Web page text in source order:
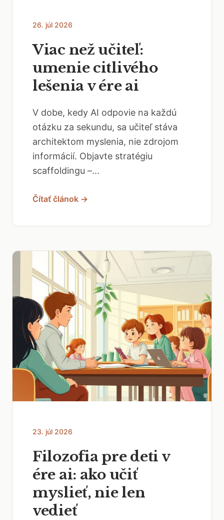
26. júl 2026
Viac než učiteľ:
umenie citlivého
lešenia v ére ai
V dobe, kedy AI odpovie na každú
otázku za sekundu, sa učiteľ stáva
architektom myslenia, nie zdrojom
informácií. Objavte stratégiu
scaffoldingu –...
Čítať článok →
23. júl 2026
Filozofia pre deti v
ére ai: ako učiť
myslieť, nie len
vedieť